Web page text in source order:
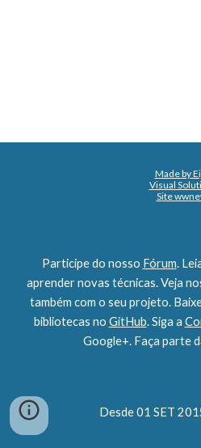
Made by
Visual
Site
Participe do nosso Fórum.
aprender novas técnicas. Veja
também com o seu projeto.
bibliotecas no GitHub. Siga a
Google+. Faça parte
Desde 01 SET